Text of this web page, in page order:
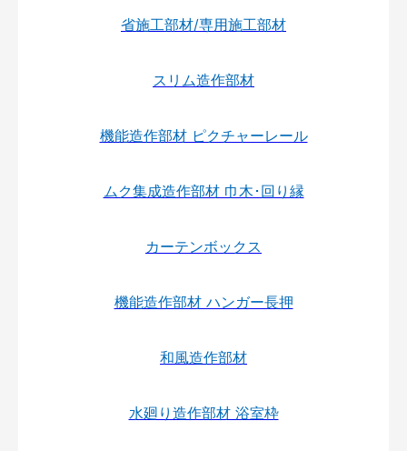
省施工部材/専用施工部材
スリム造作部材
機能造作部材 ピクチャーレール
ムク集成造作部材 巾木･回り縁
カーテンボックス
機能造作部材 ハンガー長押
和風造作部材
水廻り造作部材 浴室枠